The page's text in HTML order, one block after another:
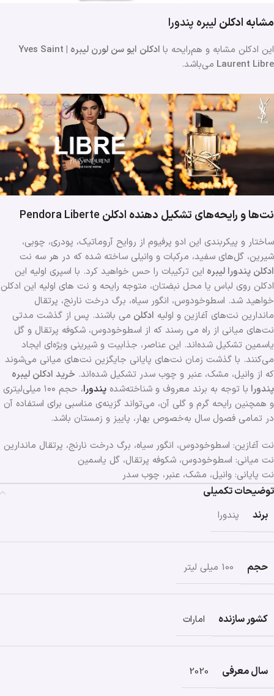
مشابه ادکلن لیبره پندورا
این ادکلن مشابه و هم‌رایحه با
ادکلن ایو سن لورن لیبره | Yves Saint
Laurent Libre می‌باشد.
نت‌ها و رایحه‌های تشکیل دهنده ادکلنPendora Liberte
ساختار و پیکربندی این ادو پرفیوم از روایح آروماتیک، پودری، چوبی،
شیرین، گل‌های سفید، مرکبات و وانیلی ساخته شده که در هر سه نت
ادکلن پندورا لیبره این ترکیبات را حس خواهید کرد. با اسپری اولیه این
ادکلن روی لباس یا محل نبضتان، متوجه رایحه و نت های اولیه این ادکلن
خواهید شد. اسطوخودوس، انگور سیاه، برگ درخت نارنج، پرتقال
ماندارین نت‌های آغازین و اولیه ادکلن می باشند. پس از گذشت مدتی
نت‌های میانی از راه می رسند که از اسطوخودوس، شکوفه پرتقال و گل
یاسمین تشکیل شده‌اند. این عناصر، جذابیت و شیرینی ویژه‌ای ایجاد
می‌کنند. با گذشت زمان نت‌های پایانی جایگزین نت‌های میانی می‌شوند
که از وانیل، مشک، عنبر و چوب سدر تشکیل شده‌اند. خرید ادکلن لیبره
پندورا با توجه به برند معروف و شناخته‌شده پندورا
، حجم ۱۰۰ میلی‌لیتری
و همچنین رایحه گرم و گلی آن، می‌تواند گزینه‌ی مناسبی برای استفاده آن
در تمامی فصول ‌سال به‌خصوص بهار، پاییز و زمستان باشد.
نت آغازین: اسطوخودوس، انگور سیاه، برگ درخت نارنج، پرتقال ماندارین
نت میانی: اسطوخودوس، شکوفه پرتقال، گل یاسمین
نت پایانی: وانیل، مشک، عنبر، چوب سدر
توضیحات تکمیلی
برند
پندورا
حجم 100 میلی لیتر
کشور سازنده امارات
سال معرفی 2020